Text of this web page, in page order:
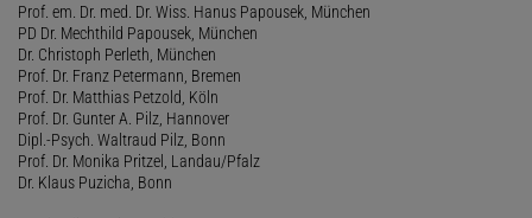
Prof. em. Dr. med. Dr. Wiss. Hanus Papousek, München
PD Dr. Mechthild Papousek, München
Dr. Christoph Perleth, München
Prof. Dr. Franz Petermann, Bremen
Prof. Dr. Matthias Petzold, Köln
Prof. Dr. Gunter A. Pilz, Hannover
Dipl.-Psych. Waltraud Pilz, Bonn
Prof. Dr. Monika Pritzel, Landau/Pfalz
Dr. Klaus Puzicha, Bonn